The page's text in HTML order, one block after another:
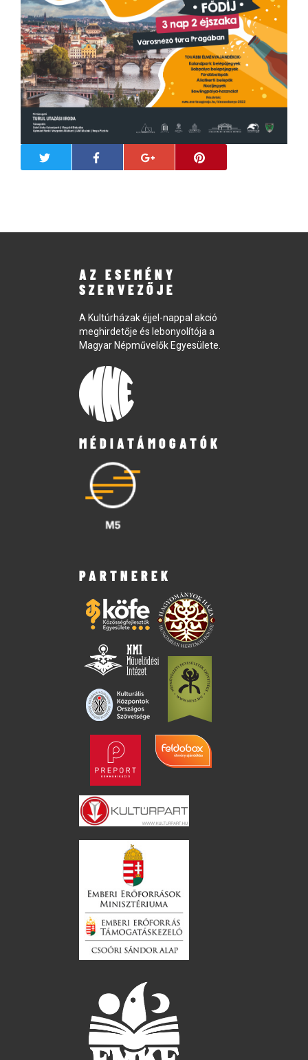
AZ ESEMÉNY
SZERVEZŐJE
A Kultúrházak éjjel-nappal akció
meghirdetője és lebonyolítója a
Magyar Népművelők Egyesülete.
MÉDIATÁMOGATÓK
PARTNEREK